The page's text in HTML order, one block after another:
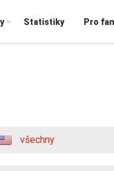
Statistiky Pro
všechny